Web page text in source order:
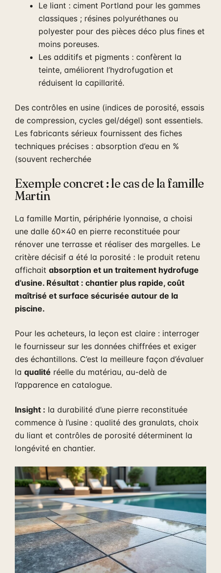
Le liant : ciment Portland pour les gammes
classiques ; résines polyuréthanes ou
polyester pour des pièces déco plus fines et
moins poreuses.
Les additifs et pigments : confèrent la
teinte, améliorent l’hydrofugation et
réduisent la capillarité.
Des contrôles en usine (indices de porosité, essais
de compression, cycles gel/dégel) sont essentiels.
Les fabricants sérieux fournissent des fiches
techniques précises : absorption d’eau en %
(souvent recherchée
Exemple concret : le cas de la famille
Martin
La famille Martin, périphérie lyonnaise, a choisi
une dalle 60×40 en pierre reconstituée pour
rénover une terrasse et réaliser des margelles. Le
critère décisif a été la porosité : le produit retenu
affichait absorption et un traitement hydrofuge
d’usine. Résultat : chantier plus rapide, coût
maîtrisé et surface sécurisée autour de la
piscine.
Pour les acheteurs, la leçon est claire : interroger
le fournisseur sur les données chiffrées et exiger
des échantillons. C’est la meilleure façon d’évaluer
la qualité réelle du matériau, au-delà de
l’apparence en catalogue.
Insight : la durabilité d’une pierre reconstituée
commence à l’usine : qualité des granulats, choix
du liant et contrôles de porosité déterminent la
longévité en chantier.